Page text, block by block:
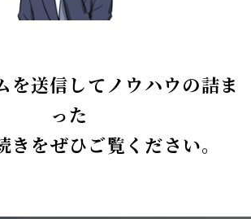
を送信してノウハウの詰ま
った
きをぜひご覧ください。